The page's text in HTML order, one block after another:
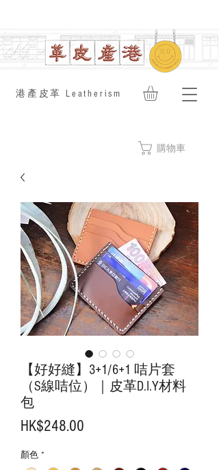
​港產皮革 Leatherism
購物車
【好好縫】3+1/6+1 咭片套
（S線咭位）｜皮革D.I.Y材料
包
HK$248.00
顏色 *